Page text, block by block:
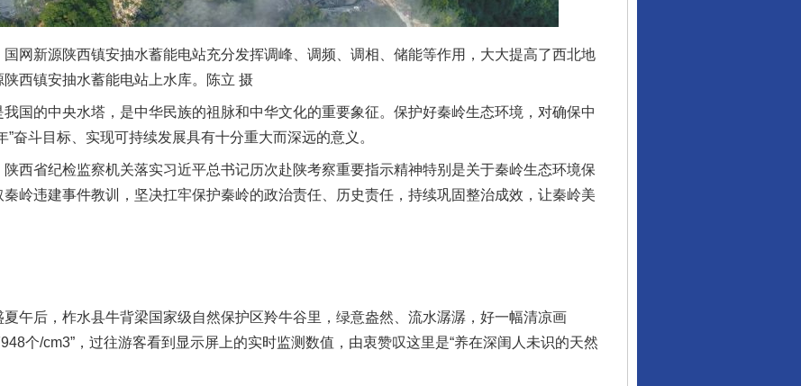
新源陕西镇安抽水蓄能电站充分发挥调峰、调频、调相、储能等作用，大大提高了西北地
西镇安抽水蓄能电站上水库。陈立 摄
的中央水塔，是中华民族的祖脉和中华文化的重要象征。保护好秦岭生态环境，对确保中
奋斗目标、实现可持续发展具有十分重大而深远的意义。
省纪检监察机关落实习近平总书记历次赴陕考察重要指示精神特别是关于秦岭生态环境保
岭违建事件教训，坚决扛牢保护秦岭的政治责任、历史责任，持续巩固整治成效，让秦岭美
后，柞水县牛背梁国家级自然保护区羚牛谷里，绿意盎然、流水潺潺，好一幅清凉画
个/cm3”，过往游客看到显示屏上的实时监测数值，由衷赞叹这里是“养在深闺人未识的天然